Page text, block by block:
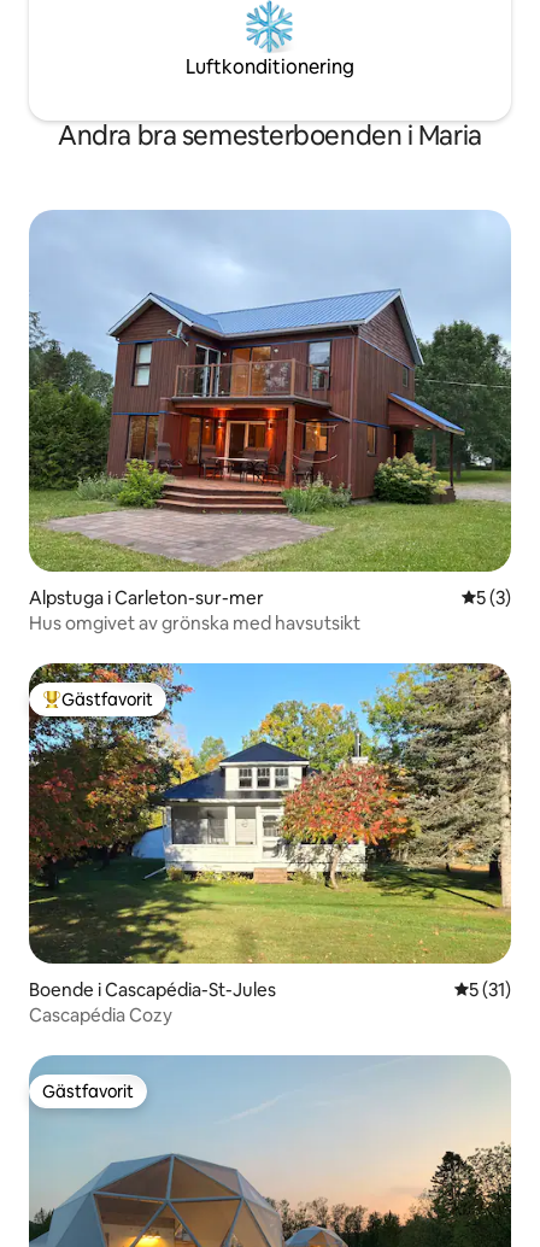
Luftkonditionering
Andra bra semesterboenden i Maria
Alpstuga i Carleton-sur-mer 5 av 5 i
5 (3)
Hus omgivet av grönska med havsutsikt
Populär gästfavorit
Gästfavorit
Boende i Cascapédia-St-Jules 5 av 5 i
5 (31)
Cascapédia Cozy
Gästfavorit
Gästfavorit